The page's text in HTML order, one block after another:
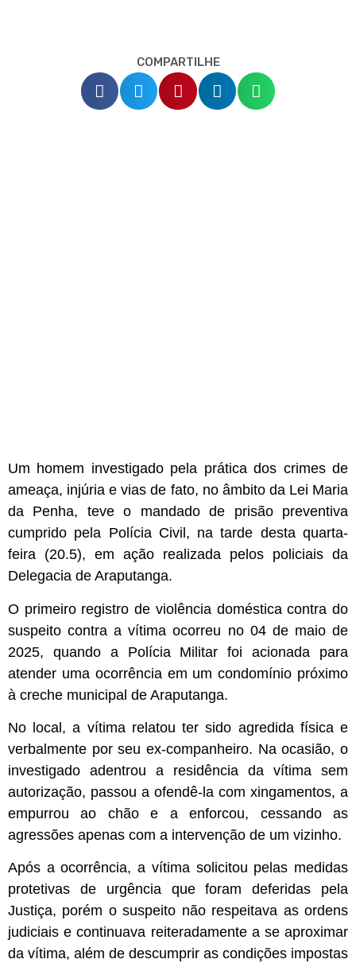
COMPARTILHE
Um homem investigado pela prática dos crimes de
ameaça, injúria e vias de fato, no âmbito da Lei Maria
da Penha, teve o mandado de prisão preventiva
cumprido pela Polícia Civil, na tarde desta quarta-
feira (20.5), em ação realizada pelos policiais da
Delegacia de Araputanga.
O primeiro registro de violência doméstica contra do
suspeito contra a vítima ocorreu no 04 de maio de
2025, quando a Polícia Militar foi acionada para
atender uma ocorrência em um condomínio próximo
à creche municipal de Araputanga.
No local, a vítima relatou ter sido agredida física e
verbalmente por seu ex-companheiro. Na ocasião, o
investigado adentrou a residência da vítima sem
autorização, passou a ofendê-la com xingamentos, a
empurrou ao chão e a enforcou, cessando as
agressões apenas com a intervenção de um vizinho.
Após a ocorrência, a vítima solicitou pelas medidas
protetivas de urgência que foram deferidas pela
Justiça, porém o suspeito não respeitava as ordens
judiciais e continuava reiteradamente a se aproximar
da vítima, além de descumprir as condições impostas